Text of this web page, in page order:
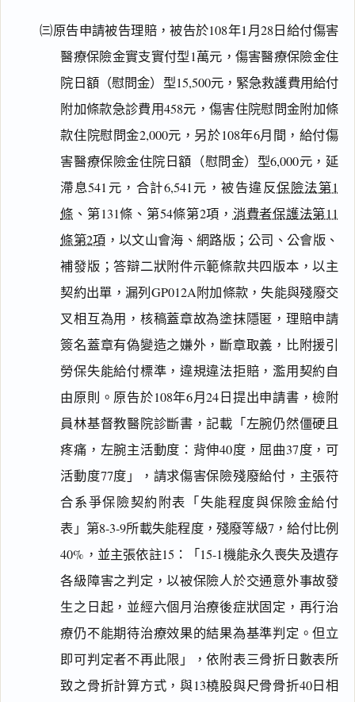
㈢原告申請被告理賠，被告於108年1月28日給付傷害
醫療保險金實支實付型1萬元，傷害醫療保險金住
院日額（慰問金）型15,500元，緊急救護費用給付
附加條款急診費用458元，傷害住院慰問金附加條
款住院慰問金2,000元，另於108年6月間，給付傷
害醫療保險金住院日額（慰問金）型6,000元，延
滯息541元，合計6,541元，被告違反保險法第1
條 、第131條、第54條第2項， 消費者保護法第11
條第2項 ，以文山會海、網路版；公司、公會版、
補發版；答辯二狀附件示範條款共四版本，以主
契約出單，漏列GP012A附加條款，失能與殘廢交
叉相互為用，核稿蓋章故為塗抹隱匿，理賠申請
簽名蓋章有偽變造之嫌外，斷章取義，比附援引
勞保失能給付標準，違規違法拒賠，濫用契約自
由原則。原告於108年6月24日提出申請書，檢附
員林基督教醫院診斷書，記載「左腕仍然僵硬且
疼痛，左腕主活動度：背伸40度，屈曲37度，可
活動度77度」，請求傷害保險殘廢給付，主張符
合系爭保險契約附表「失能程度與保險金給付
表」第8-3-9所載失能程度，殘廢等級7，給付比例
40%，並主張依註15：「15-1機能永久喪失及遺存
各級障害之判定，以被保險人於交通意外事故發
生之日起，並經六個月治療後症狀固定，再行治
療仍不能期待治療效果的結果為基準判定。但立
即可判定者不再此限」，依附表三骨折日數表所
致之骨折計算方式，與13橈股與尺骨骨折40日相